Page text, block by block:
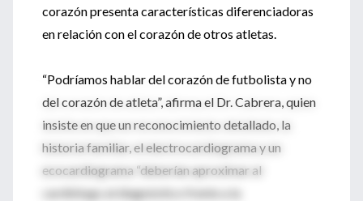
corazón presenta características diferenciadoras
en relación con el corazón de otros atletas.
“Podríamos hablar del corazón de futbolista y no
del corazón de atleta”, afirma el Dr. Cabrera, quien
insiste en que un reconocimiento detallado, la
historia familiar, el electrocardiograma y un
ecocardiograma “deberían aproximar al
cardiólogo al diagnóstico frente a la